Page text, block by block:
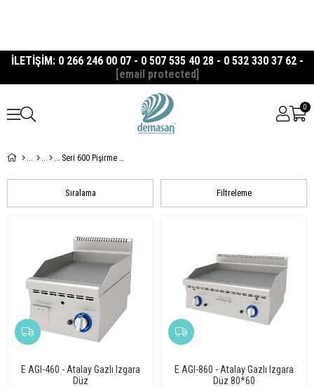
İLETİŞİM: 0 266 246 00 07 - 0 507 535 40 28 - 0 532 330 37 62 -
[email protected]
0
Seri 600 Pişirme Ekipmanları
Filtreleme
Sıralama
E AGI-460 - Atalay Gazlı Izgara
Düz
E AGI-860 - Atalay Gazlı Izgara
Düz 80*60